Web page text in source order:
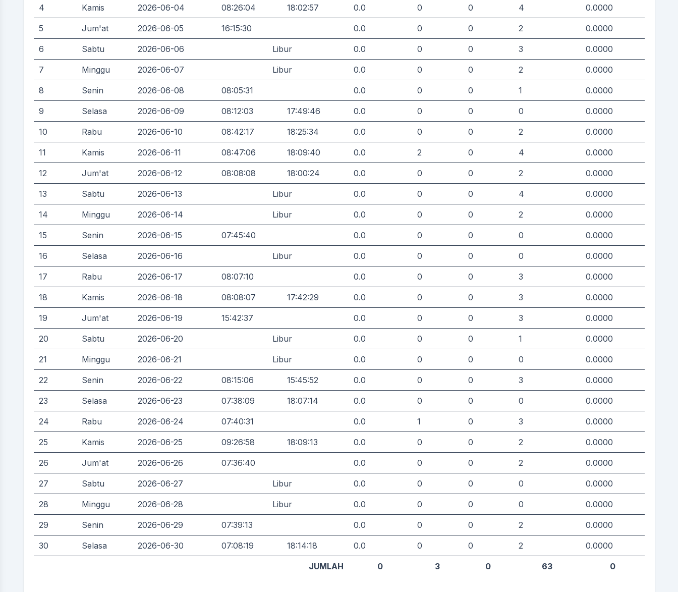
4 Kamis 2026-06-04 08:26:04 18:02:57 0.0 0 0 4 0.0000
5 Jum'at 2026-06-05 16:15:30 0.0 0 0 2 0.0000
6 Sabtu 2026-06-06 Libur 0.0 0 0 3 0.0000
7 Minggu 2026-06-07 Libur 0.0 0 0 2 0.0000
8 Senin 2026-06-08 08:05:31 0.0 0 0 1 0.0000
9 Selasa 2026-06-09 08:12:03 17:49:46 0.0 0 0 0 0.0000
10 Rabu 2026-06-10 08:42:17 18:25:34 0.0 0 0 2 0.0000
11 Kamis 2026-06-11 08:47:06 18:09:40 0.0 2 0 4 0.0000
12 Jum'at 2026-06-12 08:08:08 18:00:24 0.0 0 0 2 0.0000
13 Sabtu 2026-06-13 Libur 0.0 0 0 4 0.0000
14 Minggu 2026-06-14 Libur 0.0 0 0 2 0.0000
15 Senin 2026-06-15 07:45:40 0.0 0 0 0 0.0000
16 Selasa 2026-06-16 Libur 0.0 0 0 0 0.0000
17 Rabu 2026-06-17 08:07:10 0.0 0 0 3 0.0000
18 Kamis 2026-06-18 08:08:07 17:42:29 0.0 0 0 3 0.0000
19 Jum'at 2026-06-19 15:42:37 0.0 0 0 3 0.0000
20 Sabtu 2026-06-20 Libur 0.0 0 0 1 0.0000
21 Minggu 2026-06-21 Libur 0.0 0 0 0 0.0000
22 Senin 2026-06-22 08:15:06 15:45:52 0.0 0 0 3 0.0000
23 Selasa 2026-06-23 07:38:09 18:07:14 0.0 0 0 0 0.0000
24 Rabu 2026-06-24 07:40:31 0.0 1 0 3 0.0000
25 Kamis 2026-06-25 09:26:58 18:09:13 0.0 0 0 2 0.0000
26 Jum'at 2026-06-26 07:36:40 0.0 0 0 2 0.0000
27 Sabtu 2026-06-27 Libur 0.0 0 0 0 0.0000
28 Minggu 2026-06-28 Libur 0.0 0 0 0 0.0000
29 Senin 2026-06-29 07:39:13 0.0 0 0 2 0.0000
30 Selasa 2026-06-30 07:08:19 18:14:18 0.0 0 0 2 0.0000
JUMLAH 0 3 0 63 0